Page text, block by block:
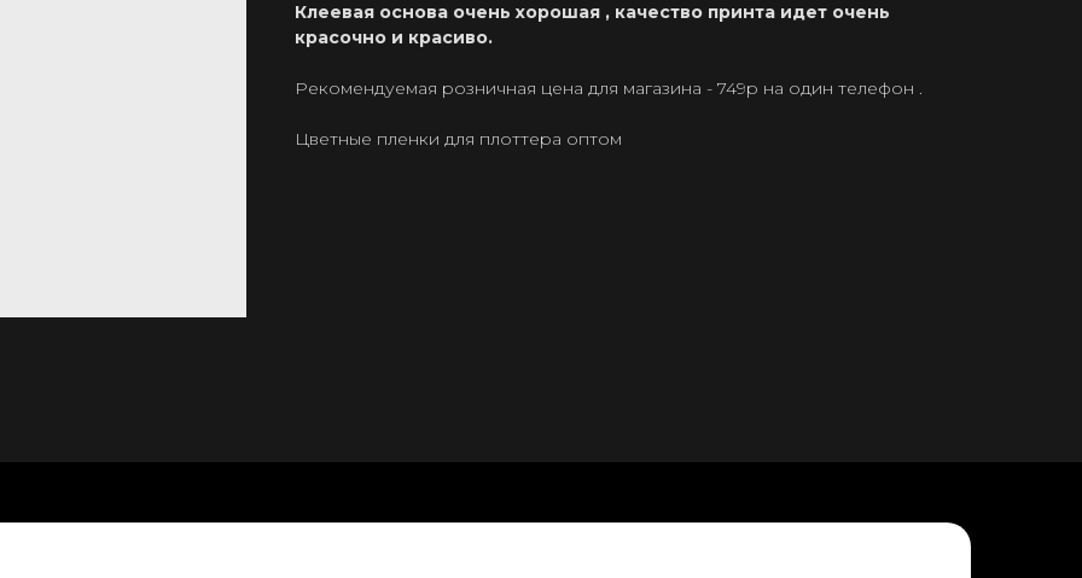
Клеевая основа очень хорошая , качество принта идет очень
красочно и красиво.
Рекомендуемая розничная цена для магазина - 749р на один телефон .
Цветные пленки для плоттера оптом